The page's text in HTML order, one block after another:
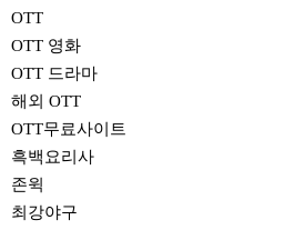
OTT
OTT 영화
OTT 드라마
해외 OTT
OTT무료사이트
흑백요리사
존윅
최강야구